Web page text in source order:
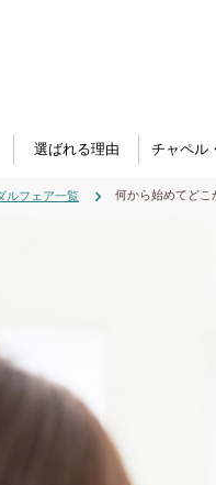
選ばれる理由 チャペル
ルフェア一覧 何から始めてどこ